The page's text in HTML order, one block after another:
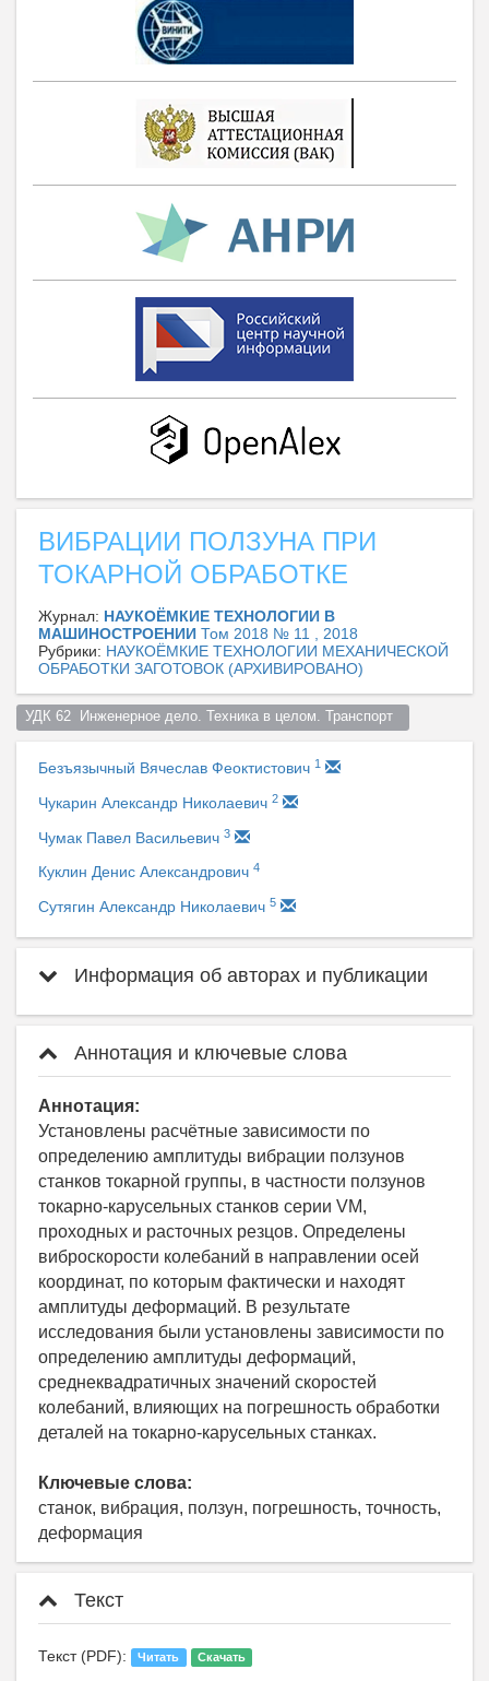
ВИБРАЦИИ ПОЛЗУНА ПРИ
ТОКАРНОЙ ОБРАБОТКЕ
Журнал: НАУКОЁМКИЕ ТЕХНОЛОГИИ В
МАШИНОСТРОЕНИИ Том 2018 № 11 , 2018
Рубрики: НАУКОЁМКИЕ ТЕХНОЛОГИИ МЕХАНИЧЕСКОЙ
ОБРАБОТКИ ЗАГОТОВОК (АРХИВИРОВАНО)
УДК 62  Инженерное дело. Техника в целом. Транспорт
Безъязычный Вячеслав Феоктистович 1
Чукарин Александр Николаевич 2
Чумак Павел Васильевич 3
Куклин Денис Александрович 4
Сутягин Александр Николаевич 5
Информация об авторах и публикации
Аннотация и ключевые слова
Аннотация:
Установлены расчётные зависимости по
определению амплитуды вибрации ползунов
станков токарной группы, в частности ползунов
токарно-карусельных станков серии VM,
проходных и расточных резцов. Определены
виброскорости колебаний в направлении осей
координат, по которым фактически и находят
амплитуды деформаций. В результате
исследования были установлены зависимости по
определению амплитуды деформаций,
среднеквадратичных значений скоростей
колебаний, влияющих на погрешность обработки
деталей на токарно-карусельных станках.
Ключевые слова:
станок, вибрация, ползун, погрешность, точность,
деформация
Текст
Текст (PDF): Читать Скачать